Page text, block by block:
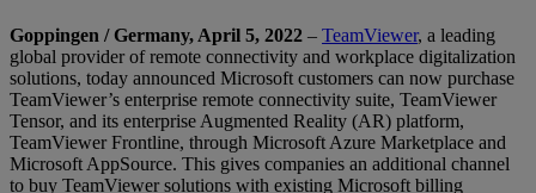
Goppingen / Germany, April 5, 2022 – TeamViewer, a leading
global provider of remote connectivity and workplace digitalization
solutions, today announced Microsoft customers can now purchase
TeamViewer’s enterprise remote connectivity suite, TeamViewer
Tensor, and its enterprise Augmented Reality (AR) platform,
TeamViewer Frontline, through Microsoft Azure Marketplace and
Microsoft AppSource. This gives companies an additional channel
to buy TeamViewer solutions with existing Microsoft billing